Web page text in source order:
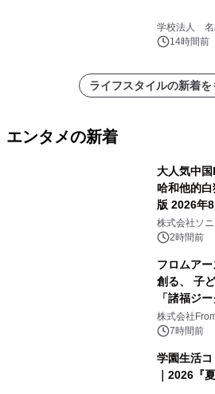
学校法人 名
14時間前
ライフスタイルの新着を
エンタメの新着
大人気中
哈和他的
版 2026年
開始
株式会社ソ
ンズ2時間前
フロムア
創る、 子
「諸福ジ
(日)開催
株式会社
7時間前
学園生活コ
｜2026『